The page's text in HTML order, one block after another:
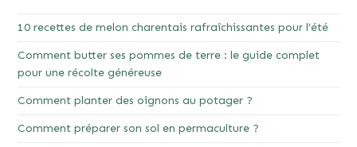
10 recettes de melon charentais rafraîchissantes pour l’été
Comment butter ses pommes de terre : le guide complet
pour une récolte généreuse
Comment planter des oignons au potager ?
Comment préparer son sol en permaculture ?